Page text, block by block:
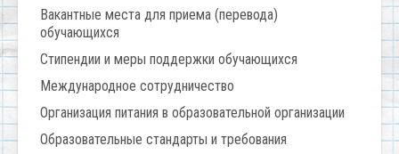
Вакантные места для приема (перевода)
обучающихся
Стипендии и меры поддержки обучающихся
Международное сотрудничество
Организация питания в образовательной организации
Образовательные стандарты и требования